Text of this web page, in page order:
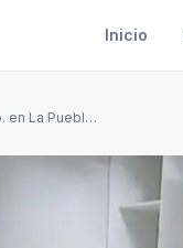
Inicio
Apartamento 2 hab. en La Puebla, San Pablo de Heredia